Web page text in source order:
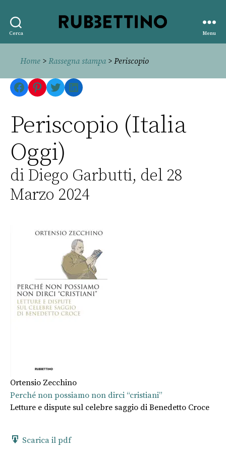
Cerca
editore
Menu
Home > Rassegna stampa> Periscopio
Facebook
Pinterest
TwitterLinkedIn
Periscopio (Italia
Oggi)
di Diego Garbutti, del 28
Marzo 2024
Ortensio Zecchino
Perché non possiamo non dirci “cristiani”
Letture e dispute sul celebre saggio di Benedetto Croce
Scarica il pdf